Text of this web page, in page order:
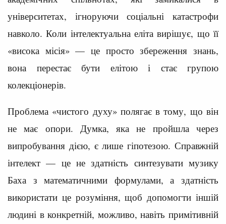
університетах, ігноруючи соціальні катастрофи
навколо. Коли інтелектуальна еліта вирішує, що її
«висока місія» — це просто збереження знань,
вона перестає бути елітою і стає групою
колекціонерів.
Проблема «чистого духу» полягає в тому, що він
не має опори. Думка, яка не пройшла через
випробування дією, є лише гіпотезою. Справжній
інтелект — це не здатність синтезувати музику
Баха з математичними формулами, а здатність
використати це розуміння, щоб допомогти іншій
людині в конкретній, можливо, навіть примітивній